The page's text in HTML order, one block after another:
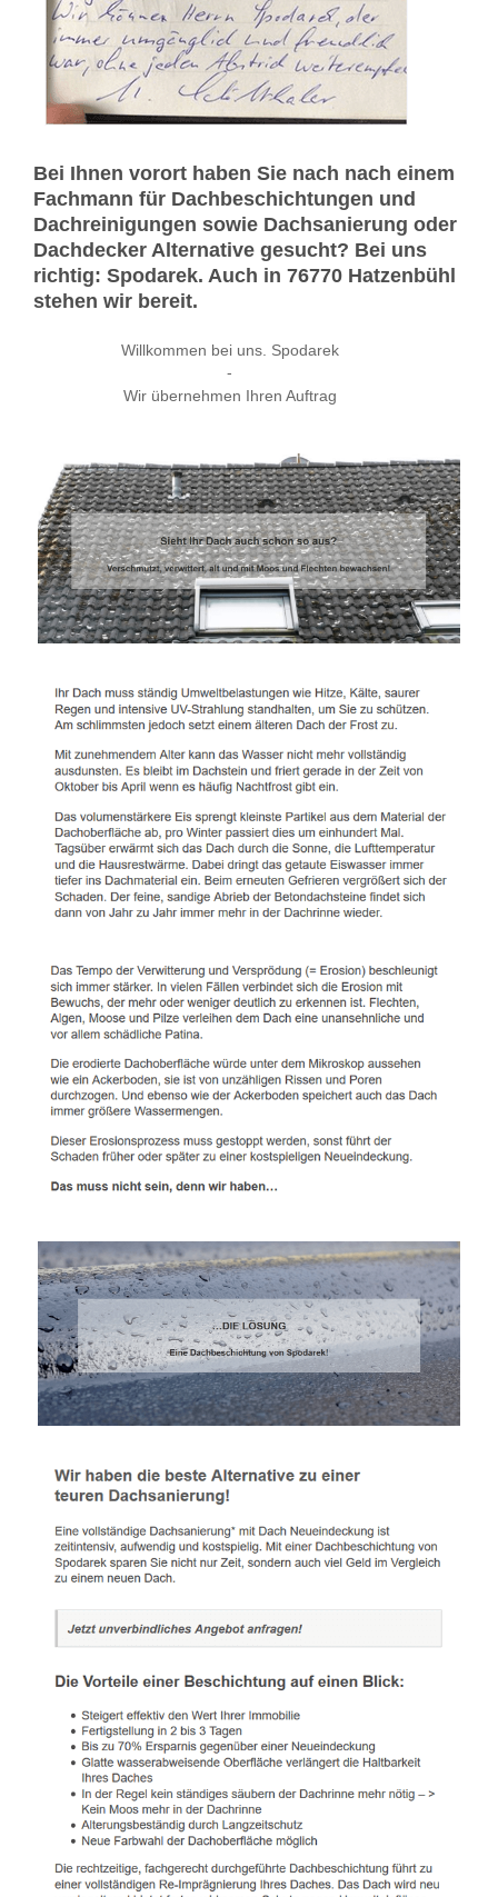
Bei Ihnen vorort haben Sie nach nach einem
Fachmann für Dachbeschichtungen und
Dachreinigungen sowie Dachsanierung oder
Dachdecker Alternative gesucht? Bei uns
richtig: Spodarek. Auch in 76770 Hatzenbühl
stehen wir bereit.
Willkommen bei uns. Spodarek
-
Wir übernehmen Ihren Auftrag